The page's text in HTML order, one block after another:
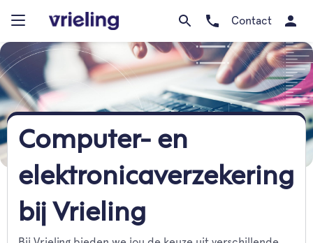
Contact
Computer- en
elektronicaverzekering
bij Vrieling